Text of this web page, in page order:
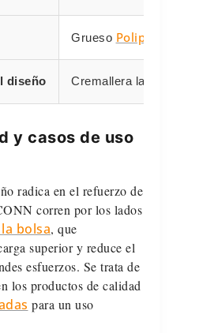
Grueso
diseño Cremallera lateral
y casos de uso
radica en el refuerzo de
corren por los lados
bolsa, que
superior y reduce el
esfuerzos. Se trata de
los productos de calidad
para un uso